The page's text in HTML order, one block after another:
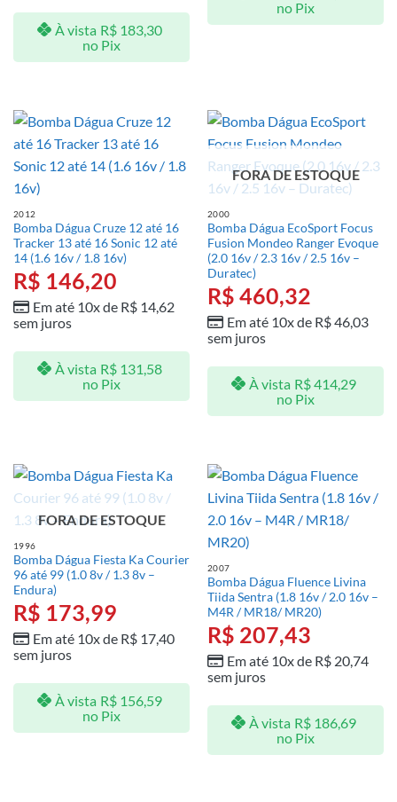
À vista R$ 183,30
no Pix
no Pix
2012
Bomba Dágua Cruze 12 até 16
Tracker 13 até 16 Sonic 12 até
14 (1.6 16v / 1.8 16v)
R$ 146,20
Em até 10x de R$14,62
sem juros
À vista R$ 131,58
no Pix
FORA DE ESTOQUE
2000
Bomba Dágua EcoSport Focus
Fusion Mondeo Ranger Evoque
(2.0 16v / 2.3 16v / 2.5 16v –
Duratec)
R$ 460,32
Em até 10x de R$46,03
sem juros
À vista R$414,29
no Pix
FORA DE ESTOQUE
1996
Bomba Dágua Fiesta Ka Courier
96 até 99 (1.0 8v / 1.3 8v –
Endura)
R$ 173,99
Em até 10x de R$17,40
sem juros
À vista R$ 156,59
no Pix
2007
Bomba Dágua Fluence Livina
Tiida Sentra (1.8 16v / 2.0 16v –
M4R / MR18/ MR20)
R$ 207,43
Em até 10x de R$20,74
sem juros
À vista R$ 186,69
no Pix